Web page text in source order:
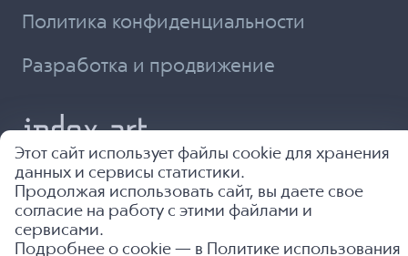
Политика конфиденциальности
Разработка и продвижение
Этот сайт использует файлы cookie для хранения
данных и сервисы статистики.
Продолжая использовать сайт, вы даете свое
согласие на работу с этими файлами и
сервисами.
Подробнее о cookie — в
Политике использования